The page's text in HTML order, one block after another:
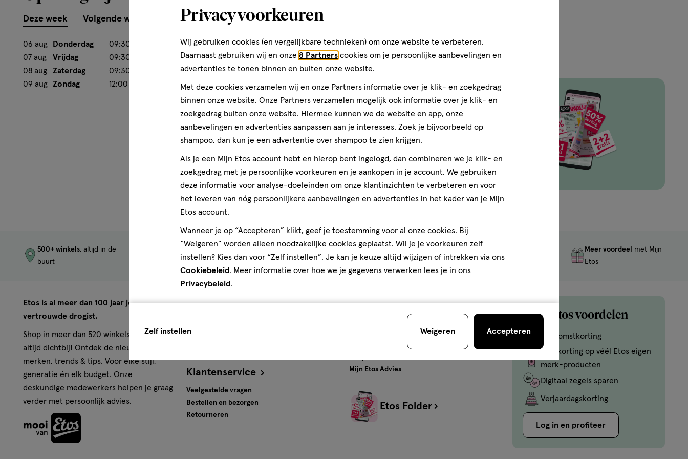
Deze week Volgende week
06 aug Donderdag 09:30
07 aug
Vrijdag 09:30
08 aug
Zaterdag 09:30
09 aug
Zondag 12:00
023--5517365
Etos Folder
Ontdek alle folder aanbiedingen van
deze week!
Shop alle acties
500+ winkels, altijd in de
buurt
Trending
merken
Gratis
bezorging vanaf
€35
Gratisretourneren
Meer voordeel
met Mijn
Etos
Etos is al meer dan 100 jaar jouw
vertrouwde drogist.
Shop in meer dan 520 winkels of online,
altijd dichtbij! Ontdek de nieuwste
merken, trends & tips. Voor elke stijl,
generatie én elk budget. Onze
deskundige medewerkers helpen je graag
verder met persoonlijk advies.
Over Etos
Pers
Klantenservice
Veelgestelde vragen
Bestellen en bezorgen
Retourneren
Advies & Inspiratie
Mijn Etos Advies
Etos Folder
Mijn Etos voordelen
Welkomstkorting
10% korting op véél Etos eigen
merk-producten
Digitaal zegels sparen
Verjaardagskorting
Log in en profiteer
Privacy voorkeuren
Wij gebruiken cookies (en vergelijkbare technieken) om onze website te verbeteren.
Daarnaast gebruiken wij en onze 8 Partners cookies om je persoonlijke aanbevelingen en
advertenties te tonen binnen en buiten onze website.
Met deze cookies verzamelen wij en onze Partners informatie over je klik- en zoekgedrag
binnen onze website. Onze Partners verzamelen mogelijk ook informatie over je klik- en
zoekgedrag buiten onze website. Hiermee kunnen we de website en app, onze
aanbevelingen en advertenties aanpassen aan je interesses. Zoek je bijvoorbeeld op
shampoo, dan kun je een advertentie over shampoo te zien krijgen.
Als je een Mijn Etos account hebt en hierop bent ingelogd, dan combineren we je klik- en
zoekgedrag met je persoonlijke voorkeuren en je aankopen in je account. We gebruiken
deze informatie voor analyse-doeleinden om onze klantinzichten te verbeteren en voor
het leveren van nóg persoonlijkere aanbevelingen en advertenties in het kader van je Mijn
Etos account.
Wanneer je op “Accepteren” klikt, geef je toestemming voor al onze cookies. Bij
“Weigeren” worden alleen noodzakelijke cookies geplaatst. Wil je je voorkeuren zelf
instellen? Kies dan voor “Zelf instellen”. Je kan je keuze altijd wijzigen of intrekken via ons
Cookiebeleid. Meer informatie over hoe we je gegevens verwerken lees je in ons
Privacybeleid.
Zelf instellen Weigeren Accepteren